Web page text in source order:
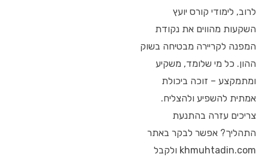
לרוב, לימודי קורס יועץ
השקעות מהווים את נקודת
המפנה לקריירה מבטיחה בשוק
ההון. כל מי שלומד, משקיע
ומתמקצע – זוכה ביכולת
אמתית להשפיע ולהצליח.
צריכים עזרה בהתנעת
התהליך? אפשר לבקר באתר
khmuhtadin.com ולקבל